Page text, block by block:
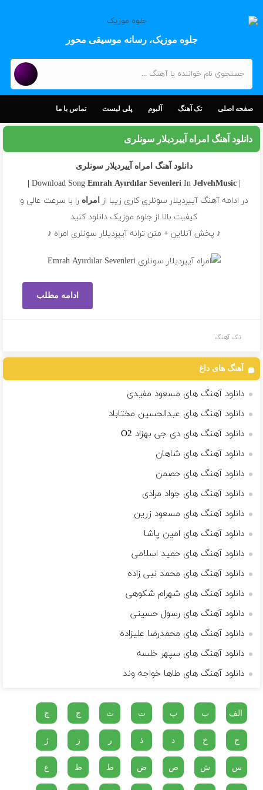
جلوه موزیک، رسانه موسیقی محور
صفحه اصلی تک آهنگ آلبوم پلی لیست تماس با ما
دانلود آهنگ امراه آییردیلار سونلری
دانلود آهنگ امراه آییردیلار سونلری
| Download Song
Emrah Ayırdılar SevenleriIn JelvehMusic |
در ادامه آهنگ آییردیلار سونلری کاری زیبا از امراه را با سرعت عالی و
کیفیت بالا از جلوه موزیک دانلود کنید
♪ پخش آنلاین + متن ترانه آییردیلار سونلری امراه ♪
ادامه مطلب
تک آهنگ
آهنگ های داغ
دانلود آهنگ های مسعود مفیدی
دانلود آهنگ های عبدالحسین مختاباد
دانلود آهنگ های دی جی بهزاد O2
دانلود آهنگ های شاهان
دانلود آهنگ های حصمن
دانلود آهنگ های جواد مرادی
دانلود آهنگ های مسعود زرین
دانلود آهنگ های امین پاشا
دانلود آهنگ های حمید اسلامی
دانلود آهنگ های محمد نبی زاده
دانلود آهنگ های شهرام شکوهی
دانلود آهنگ های رسول حسینی
دانلود آهنگ های محمدرضا علیزاده
دانلود آهنگ های سپهر خلسه
دانلود آهنگ های طاها خواجه وند
الف ب پ ت ث ج چ
ح خ د ذ ر ز ژ
س ش ص ض ط ظ ع